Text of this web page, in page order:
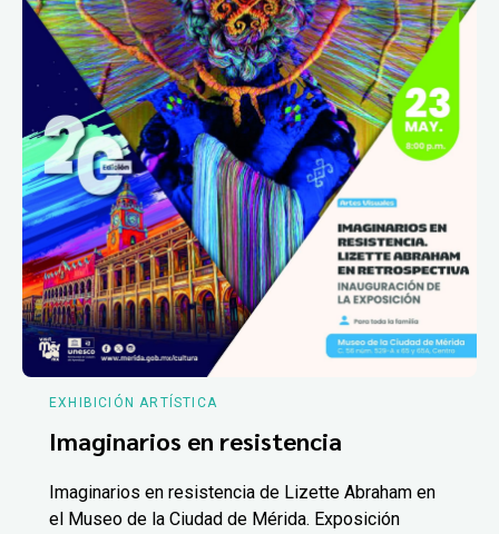
EXHIBICIÓN ARTÍSTICA
Imaginarios en resistencia
Imaginarios en resistencia de Lizette Abraham en
el Museo de la Ciudad de Mérida. Exposición